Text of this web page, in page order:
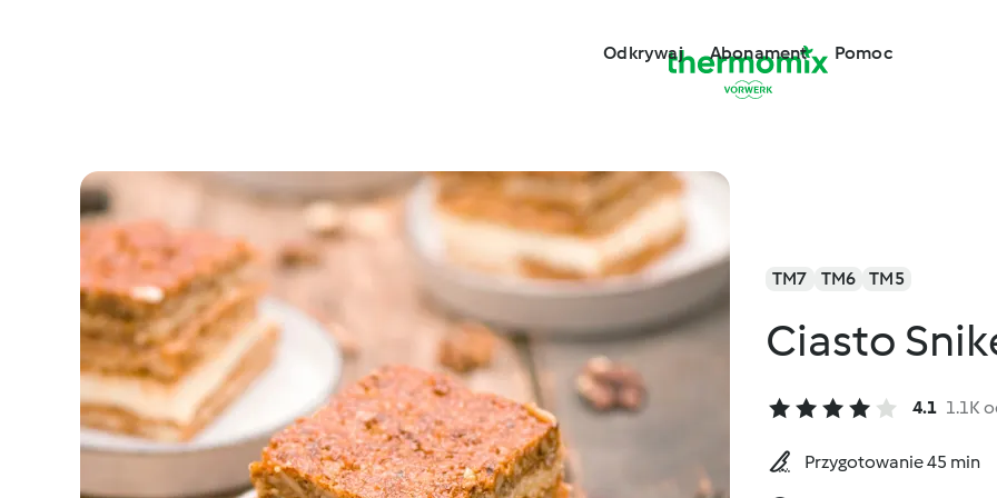
Odkrywaj Abonament Pomoc
TM7 TM6 TM5
Ciasto
4.1 1.1K
Przygotowanie 45 min